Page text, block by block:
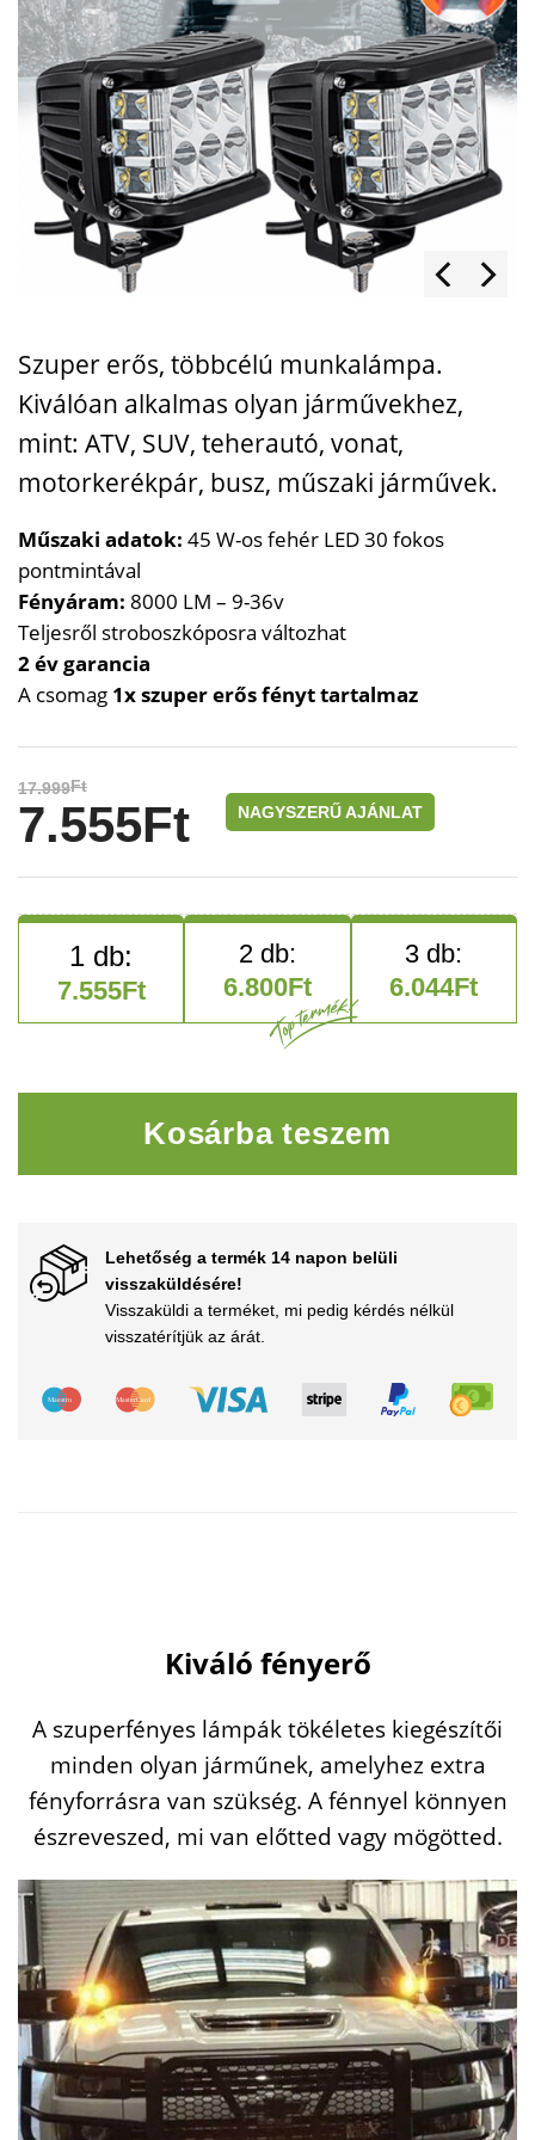
Szuper erős, többcélú munkalámpa.
Kiválóan alkalmas olyan járművekhez,
mint: ATV, SUV, teherautó, vonat,
motorkerékpár, busz, műszaki járművek.
Műszaki adatok: 45 W-os fehér LED 30 fokos
pontmintával
Fényáram: 8000 LM – 9-36v
Teljesről stroboszkóposra változhat
2 év garancia
A csomag 1x szuper erős fényt tartalmaz
17.999Ft
7.555Ft NAGYSZERŰ AJÁNLAT
7.555Ft 6.800Ft 6.044Ft
Kosárba teszem
Lehetőség a termék 14 napon belüli
visszaküldésére!
Visszaküldi a terméket, mi pedig kérdés nélkül
visszatérítjük az árát.
Kiváló fényerő
A szuperfényes lámpák tökéletes kiegészítői
minden olyan járműnek, amelyhez extra
fényforrásra van szükség. A fénnyel könnyen
észreveszed, mi van előtted vagy mögötted.